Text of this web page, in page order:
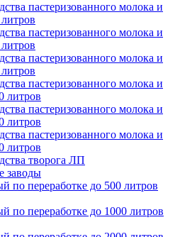
пастеризованного молока и
пастеризованного молока и
пастеризованного молока и
пастеризованного молока и
литров
пастеризованного молока и
литров
пастеризованного молока и
литров
творога ЛП
заводы
по переработке до 500 литров
по переработке до 1000 литров